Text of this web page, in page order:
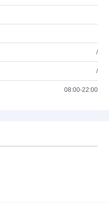
/
/
08:00-22:00